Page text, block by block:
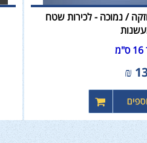
/ נמוכה - לכירות שטח
₪